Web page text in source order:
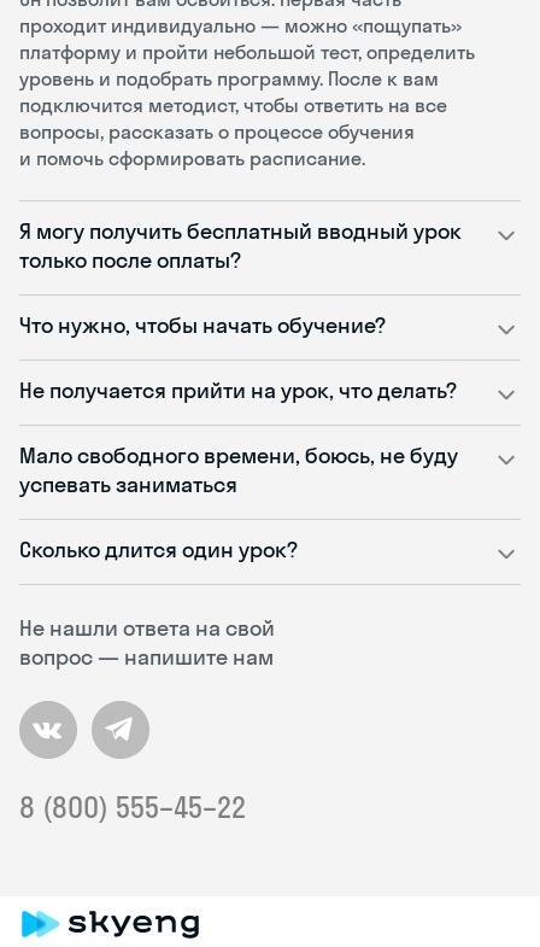
Не нашли ответа на свой
вопрос — напишите нам
8 (800) 555–45–22
проходит индивидуально — можно «пощупать»
платформу и пройти небольшой тест, определить
уровень и подобрать программу. После к вам
подключится методист, чтобы ответить на все
вопросы, рассказать о процессе обучения
и помочь сформировать расписание.
Я могу получить бесплатный вводный урок
только после оплаты?
Что нужно, чтобы начать обучение?
Не получается прийти на урок, что делать?
Мало свободного времени, боюсь, не буду
успевать заниматься
Сколько длится один урок?